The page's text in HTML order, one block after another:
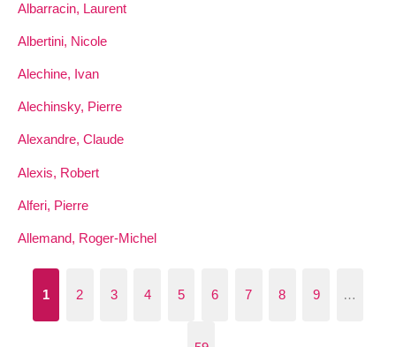
Albarracin, Laurent
Albertini, Nicole
Alechine, Ivan
Alechinsky, Pierre
Alexandre, Claude
Alexis, Robert
Alferi, Pierre
Allemand, Roger-Michel
1 2 3 4 5 6 7 8 9 …